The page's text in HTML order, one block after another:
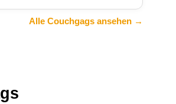
Alle Couchgags ansehen →